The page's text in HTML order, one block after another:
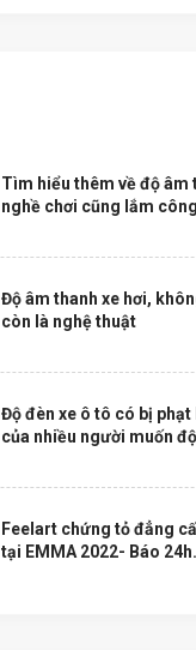
Tìm hiểu thêm về độ âm
nghề chơi cũng lắm
Độ âm thanh xe hơi,
còn là nghệ thuật
Độ đèn xe ô tô có bị phạt
của nhiều người muốn
Feelart chứng tỏ đẳng
tại EMMA 2022- Báo